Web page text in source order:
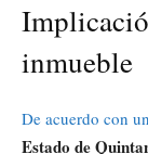
inmueble
De acuerdo con
Estado de